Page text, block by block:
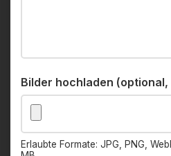
Bilder hochladen (optional,
Erlaubte Formate: JPG, PNG,